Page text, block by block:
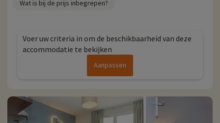
activiteiten hebben onderhandeld, kunnen deze met korting direct
online worden geboekt zodra je je accommodatie hebt gekozen en je
kunt ze ontdekkendoor hier te klikken!
- Personen met beperkte mobiliteit, moeten worden begeleid
Wat is bij de prijs inbegrepen?
Voer uw criteria in om de beschikbaarheid van deze
accommodatie te bekijken
Aanpassen